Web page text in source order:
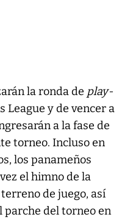
la ronda de play-
League y de vencer a
a la fase de
torneo. Incluso en
los panameños
el himno de la
de juego, así
parche del torneo en